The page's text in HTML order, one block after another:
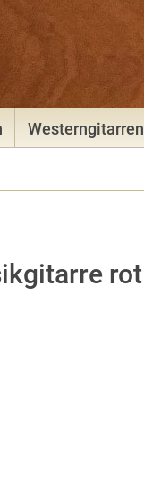
Westerngitarren
rot